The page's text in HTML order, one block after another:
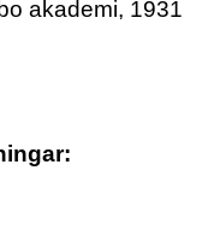
akademi, 1931